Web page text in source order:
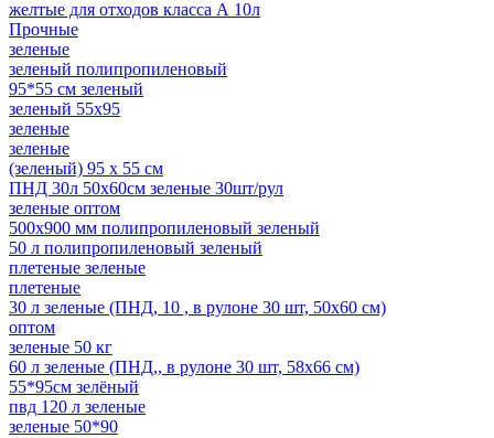
желтые для отходов класса А 10л
Прочные
зеленые
зеленый полипропиленовый
95*55 см зеленый
зеленый 55x95
зеленые
зеленые
(зеленый) 95 х 55 см
ПНД 30л 50x60см зеленые 30шт/рул
зеленые оптом
500х900 мм полипропиленовый зеленый
50 л полипропиленовый зеленый
плетеные зеленые
плетеные
30 л зеленые (ПНД, 10 , в рулоне 30 шт, 50х60 см)
оптом
зеленые 50 кг
60 л зеленые (ПНД,, в рулоне 30 шт, 58х66 см)
55*95см зелёный
пвд 120 л зеленые
зеленые 50*90